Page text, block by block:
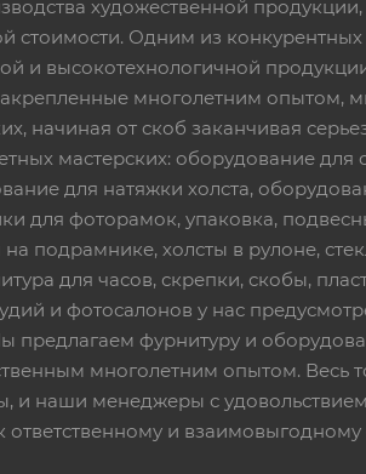
художественной
стоимости. Одним из
и высокотехнологичной
многолетним опытом,
начиная от скоб заканчивая
мастерских: оборудование
для натяжки холста,
для фоторамок, упаковка,
на подрамнике, холсты в рулоне,
для часов, скрепки, скобы,
и фотосалонов у нас
предлагаем фурнитуру и
многолетним опытом. Весь
и наши менеджеры с
и взаимовыгодному